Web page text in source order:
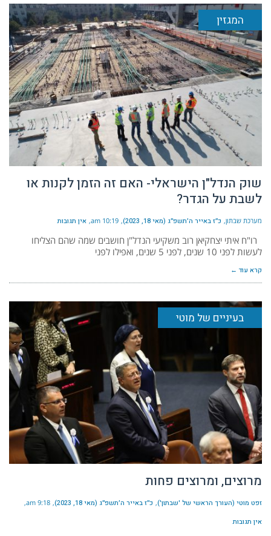
המגזין
שוק הנדל"ן הישראלי- האם זה הזמן לקנות או
לשבת על הגדר?
מערכת שבתון כ״ז באייר ה׳תשפ״ג (מאי 18, 2023) 10:19 am אין תגובות
רו"ח איתי יצחקיאן רוב משקיעי הנדל"ן חושבים שמה שהם הצליחו
לעשות לפני 10 שנים, לפני 5 שנים, ואפילו לפני
קרא עוד ←
בעיניים של מוטי
מרוצים, ומרוצים פחות
זפט מוטי (העורך הראשי של 'שבתון') כ״ז באייר ה׳תשפ״ג (מאי 18, 2023) 9:18 am
אין תגובות